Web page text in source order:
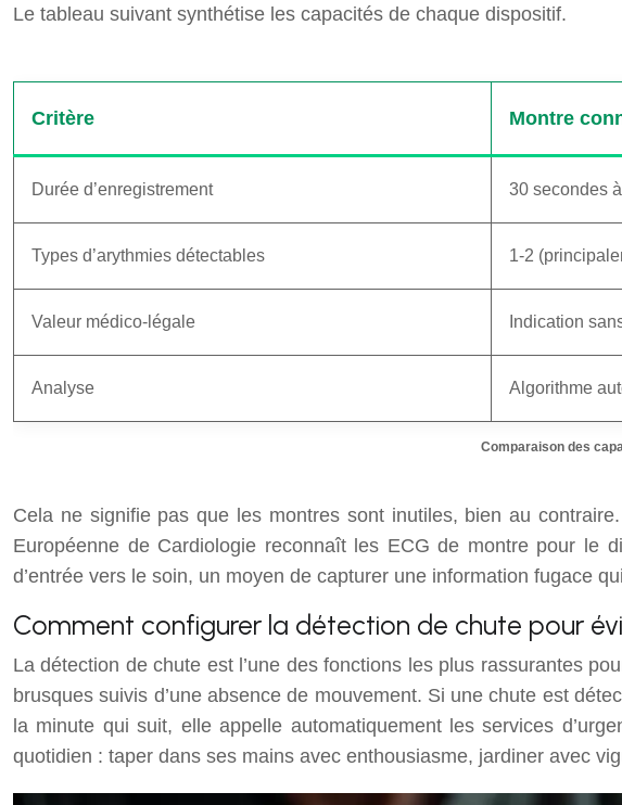
Le tableau suivant synthétise les capacités de chaque dispositif.
Comparaison des
Critère Montre
Durée d’enregistrement 30 secondes
Types d’arythmies détectables 1-2
Valeur médico-légale Indication
Analyse Algorithme
Cela ne signifie pas que les montres sont inutiles, bien au
Européenne de Cardiologie reconnaît les ECG de montre pour le
d’entrée vers le soin, un moyen de capturer une information fugace
Comment configurer la détection de chute pour
La détection de chute est l’une des fonctions les plus rassurantes
brusques suivis d’une absence de mouvement. Si une chute est
la minute qui suit, elle appelle automatiquement les services
quotidien : taper dans ses mains avec enthousiasme, jardiner avec